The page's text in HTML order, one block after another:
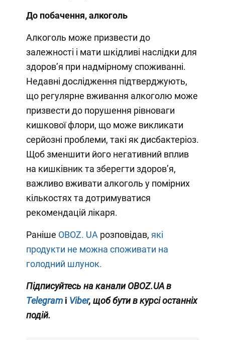
До побачення, алкоголь
Алкоголь може призвести до
залежності і мати шкідливі наслідки для
здоров’я при надмірному споживанні.
Недавні дослідження підтверджують,
що регулярне вживання алкоголю може
призвести до порушення рівноваги
кишкової флори, що може викликати
серйозні проблеми, такі як дисбактеріоз.
Щоб зменшити його негативний вплив
на кишківник та зберегти здоров’я,
важливо вживати алкоголь у помірних
кількостях та дотримуватися
рекомендацій лікаря.
Раніше OBOZ. UAрозповідав, які
продукти не можна споживати на
голодний шлунок.
Підписуйтесь на канали OBOZ.UA в
Telegram і Viber, щоб бути в курсі останніх
подій.